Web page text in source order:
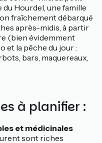
Hourdel, une famille
fraîchement débarqué
après-midis, à partir
(bien évidemment
et la pêche du jour :
bars, maquereaux,
à planifier :
et médicinales
sont riches